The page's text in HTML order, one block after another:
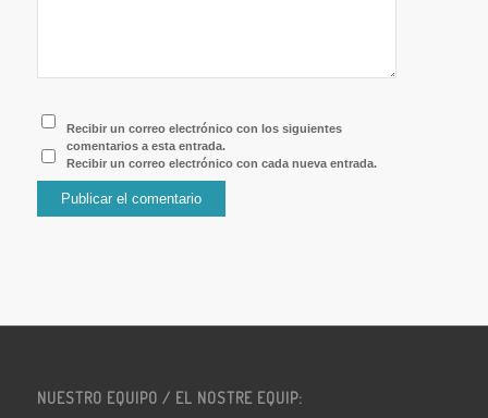
Recibir un correo electrónico con los siguientes
comentarios a esta entrada.
Recibir un correo electrónico con cada nueva entrada.
NUESTRO EQUIPO / EL NOSTRE EQUIP: